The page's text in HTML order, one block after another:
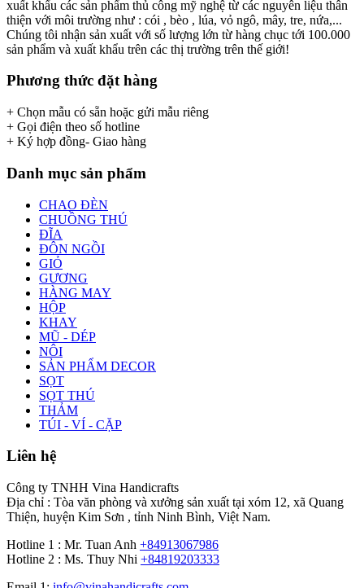
xuất khẩu các sản phẩm thủ công mỹ nghệ từ các nguyên liệu thân
thiện với môi trường như : cói , bèo , lúa, vỏ ngô, mây, tre, nứa,...
Chúng tôi nhận sản xuất với số lượng lớn từ hàng chục tới 100.000
sản phẩm và xuất khẩu trên các thị trường trên thế giới!
Phương thức đặt hàng
+ Chọn mẫu có sẵn hoặc gửi mẫu riêng
+ Gọi điện theo số hotline
+ Ký hợp đồng- Giao hàng
Danh mục sản phẩm
CHAO ĐÈN
CHUỒNG THÚ
ĐĨA
ĐÔN NGỒI
GIỎ
GƯƠNG
HÀNG MAY
HỘP
KHAY
MŨ - DÉP
NÔI
SẢN PHẨM DECOR
SỌT
SỌT THÚ
THẢM
TÚI - VÍ - CẶP
Liên hệ
Công ty TNHH Vina Handicrafts
Địa chỉ : Tòa văn phòng và xưởng sản xuất tại xóm 12, xã Quang
Thiện, huyện Kim Sơn , tỉnh Ninh Bình, Việt Nam.
Hotline 1 : Mr. Tuan Anh +84913067986
Hotline 2 : Ms. Thuy Nhi +84819203333